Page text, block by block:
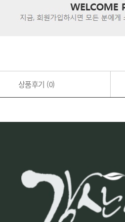
상품후기 (0)